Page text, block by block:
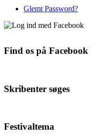
Glemt Password?
Find os på Facebook
Skribenter søges
Festivaltema